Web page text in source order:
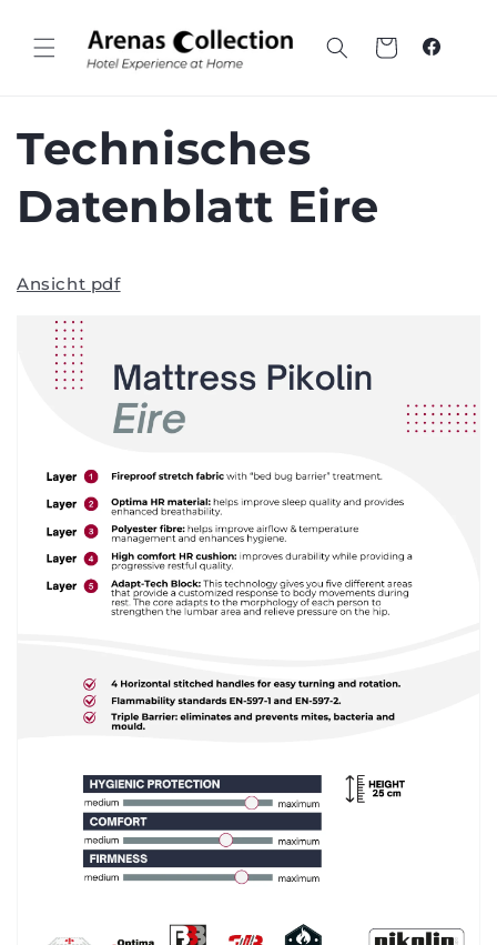
springen
Wagen
Technisches
Datenblatt Eire
Ansicht pdf